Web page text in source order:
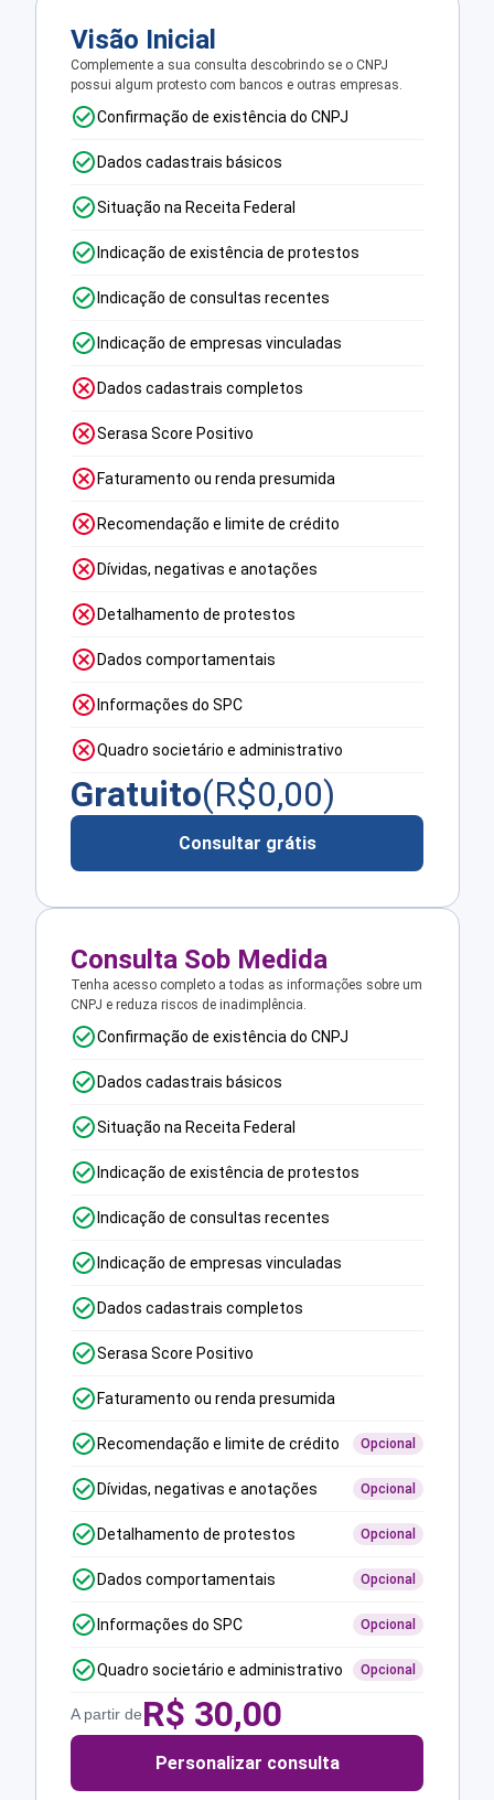
Visão Inicial
Complemente a sua consulta descobrindo se o CNPJ
possui algum protesto com bancos e outras empresas.
Confirmação de existência do CNPJ
Dados cadastrais básicos
Situação na Receita Federal
Indicação de existência de protestos
Indicação de consultas recentes
Indicação de empresas vinculadas
Dados cadastrais completos
Serasa Score Positivo
Faturamento ou renda presumida
Recomendação e limite de crédito
Dívidas, negativas e anotações
Detalhamento de protestos
Dados comportamentais
Informações do SPC
Quadro societário e administrativo
Gratuito(R$0,00)
Consultar grátis
Consulta Sob Medida
Tenha acesso completo a todas as informações sobre um
CNPJ e reduza riscos de inadimplência.
Confirmação de existência do CNPJ
Dados cadastrais básicos
Situação na Receita Federal
Indicação de existência de protestos
Indicação de consultas recentes
Indicação de empresas vinculadas
Dados cadastrais completos
Serasa Score Positivo
Faturamento ou renda presumida
Recomendação e limite de crédito Opcional
Dívidas, negativas e anotações Opcional
Detalhamento de protestos Opcional
Dados comportamentais Opcional
Informações do SPC Opcional
Quadro societário e administrativo Opcional
A partir deR$ 30,00
Personalizar consulta